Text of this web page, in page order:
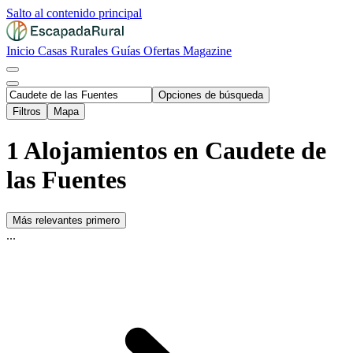
Salto al contenido principal
Inicio Casas Rurales Guías Ofertas Magazine
Opciones de búsqueda
Filtros
Mapa
1 Alojamientos en Caudete de
las Fuentes
Más relevantes primero
...